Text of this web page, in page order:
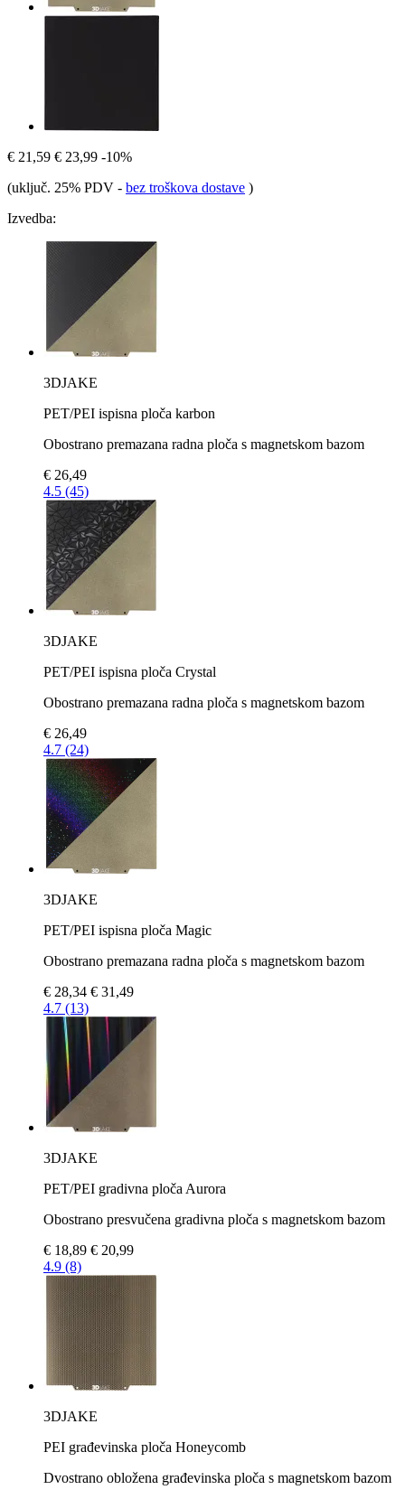
€ 21,59 € 23,99 -10%
(uključ. 25% PDV - bez troškova dostave )
Izvedba:
3DJAKE
PET/PEI ispisna ploča karbon
Obostrano premazana radna ploča s magnetskom bazom
€ 26,49
4.5 (45)
3DJAKE
PET/PEI ispisna ploča Crystal
Obostrano premazana radna ploča s magnetskom bazom
€ 26,49
4.7 (24)
3DJAKE
PET/PEI ispisna ploča Magic
Obostrano premazana radna ploča s magnetskom bazom
€ 28,34 € 31,49
4.7 (13)
3DJAKE
PET/PEI gradivna ploča Aurora
Obostrano presvučena gradivna ploča s magnetskom bazom
€ 18,89 € 20,99
4.9 (8)
3DJAKE
PEI građevinska ploča Honeycomb
Dvostrano obložena građevinska ploča s magnetskom bazom